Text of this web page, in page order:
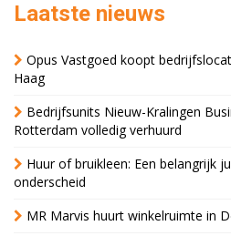
Laatste nieuws
Opus Vastgoed koopt
Haag
Bedrijfsunits Nieuw-Kralingen
Rotterdam volledig verhuurd
Huur of bruikleen: Een belangrijk
onderscheid
MR Marvis huurt winkelruimte in